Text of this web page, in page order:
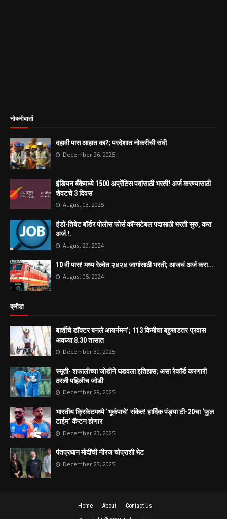
नोकरीवार्ता
दहावी पास आहात का?; परदेशात नोकरीची संधी
December 26, 2025
इंडियन बँकेमध्ये 1500 अप्रेंटिस पदांसाठी भरती! अर्ज करण्यासाठी
शेवटचे 3 दिवस
August 03, 2025
इंडो-तिबेट बॉर्डर पोलीस फोर्स कॉन्सटेबल पदासाठी भरती सुरु, करा
अर्ज.!.
August 29, 2024
10 वी पास! मध्य रेल्वेत २४२४ जागांसाठी भरती; आजचं अर्ज करा...
August 05, 2024
क्रीडा
बार्शीचे डॉक्टर बनले आयर्नमन’; 113 किमीचा बहुखडतर प्रवास
अवघ्या 8.30 तासात
December 30, 2025
स्मृती- शफालीच्या जोडीने घडवला इतिहास; असा रेकॉर्ड करणारी
ठरली पहिलीच जोडी
December 29, 2025
भारतीय क्रिकेटमध्ये ‘भूकंपाचे’ संकेत! हार्दिक पंड्या टी-20चा ‘फुल
टाईम’ कॅप्टन होणार
December 23, 2025
पंतप्रधान मोदींची नीरज चोप्राशी भेट
December 23, 2025
Home About Contact Us